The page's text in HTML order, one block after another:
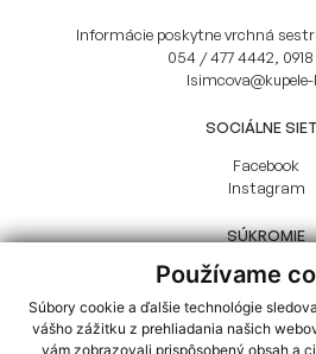
Používame
Súbory cookie a ďalšie technológie
vášho zážitku z prehliadania našich
vám zobrazovali prispôsobený obsah a
Informácie poskytne vrchná
054 / 477 4442
SOCIÁLNE
Facebook
Instagram
SÚKROMIE
GDPR